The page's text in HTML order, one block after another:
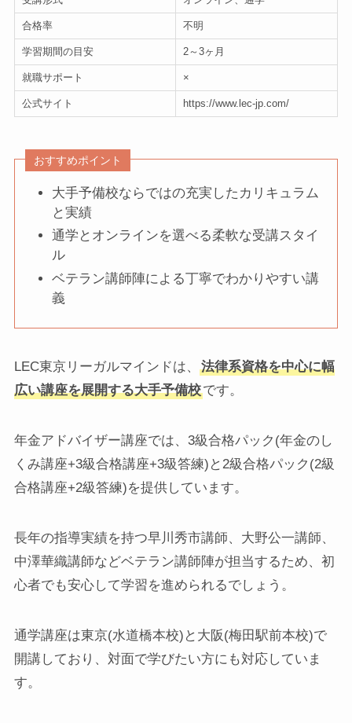
合格率 不明
学習期間の目安 2～3ヶ月
就職サポート ×
公式サイト https://www.lec-jp.com/
おすすめポイント
大手予備校ならではの充実したカリキュラム
と実績
通学とオンラインを選べる柔軟な受講スタイ
ル
ベテラン講師陣による丁寧でわかりやすい講
義
LEC東京リーガルマインドは、
法律系資格を中心に幅
広い講座を展開する大手予備校です。
年金アドバイザー講座では、3級合格パック(年金のし
くみ講座+3級合格講座+3級答練)と2級合格パック(2級
合格講座+2級答練)を提供しています。
長年の指導実績を持つ早川秀市講師、大野公一講師、
中澤華織講師などベテラン講師陣が担当するため、初
心者でも安心して学習を進められるでしょう。
通学講座は東京(水道橋本校)と大阪(梅田駅前本校)で
開講しており、対面で学びたい方にも対応していま
す。